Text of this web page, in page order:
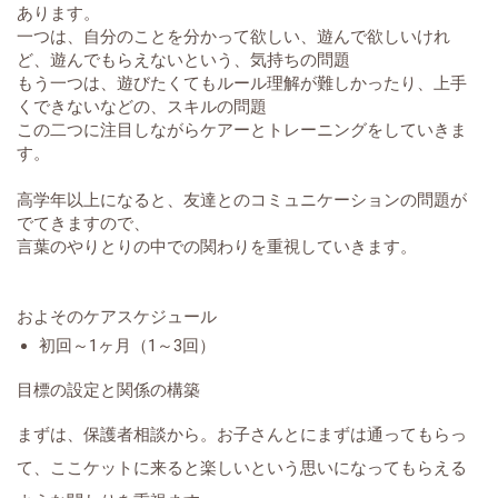
あります。
一つは、自分のことを分かって欲しい、遊んで欲しいけれ
ど、遊んでもらえないという、気持ちの問題
もう一つは、遊びたくてもルール理解が難しかったり、上手
くできないなどの、スキルの問題
この二つに注目しながらケアーとトレーニングをしていきま
す。
高学年以上になると、友達とのコミュニケーションの問題が
でてきますので、
言葉のやりとりの中での関わりを重視していきます。
およそのケアスケジュール
初回～1ヶ月（1～3回）
目標の設定と関係の構築
まずは、保護者相談から。お子さんとにまずは通ってもらっ
て、ここケットに来ると楽しいという思いになってもらえる